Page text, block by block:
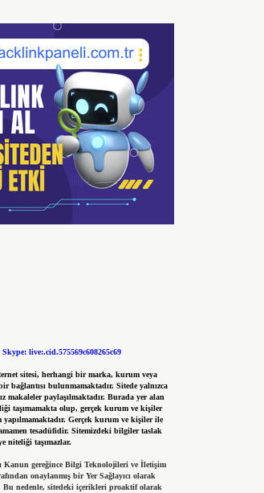
Skype: live:.cid.575569c608265c69
sitesi, herhangi bir marka, kurum veya
bağlantısı bulunmamaktadır. Sitede yalnızca
makaleler paylaşılmaktadır. Burada yer alan
taşımamakta olup, gerçek kurum ve kişiler
yapılmamaktadır. Gerçek kurum ve kişiler ile
tesadüfidir. Sitemizdeki bilgiler taslak
niteliği taşımazlar.
Kanun gereğince Bilgi Teknolojileri ve İletişim
onaylanmış bir Yer Sağlayıcı olarak
Bu nedenle, sitedeki içerikleri proaktif olarak